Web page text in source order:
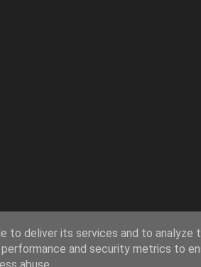
to deliver its services and to analyze
and security metrics to